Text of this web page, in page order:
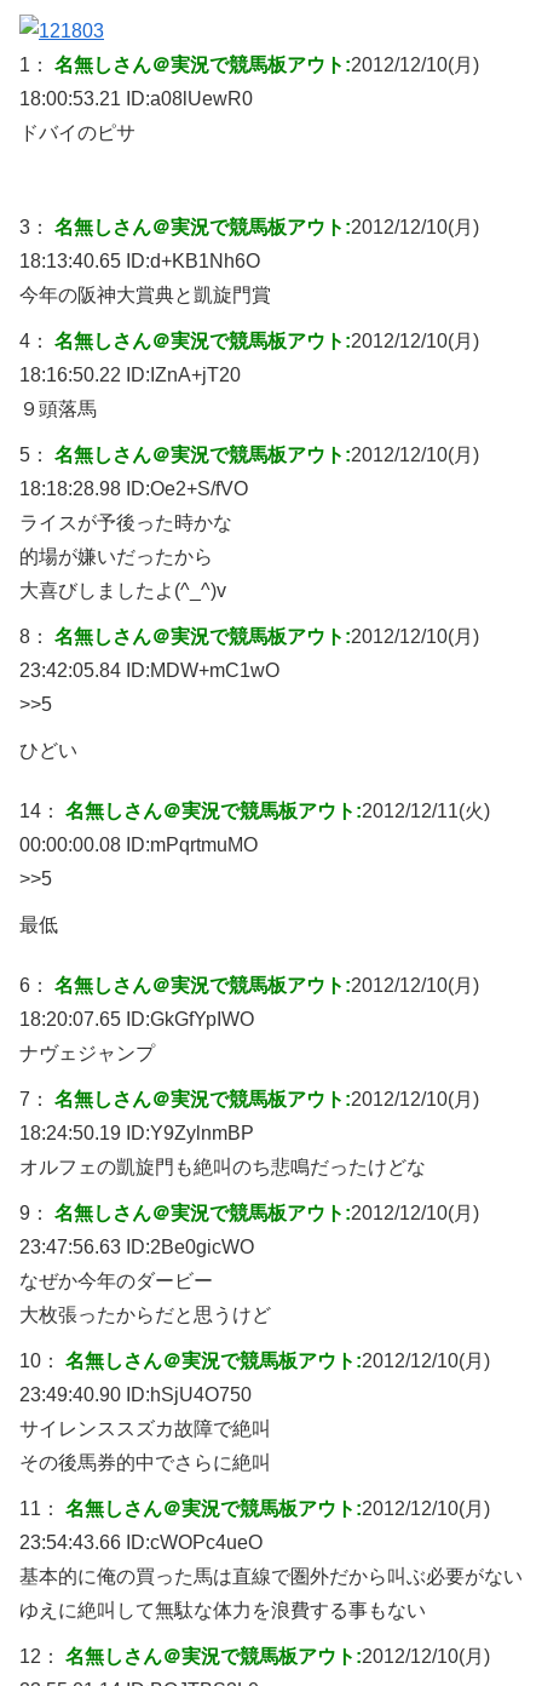
1： 名無しさん＠実況で競馬板アウト:2012/12/10(月)
18:00:53.21 ID:a08lUewR0
ドバイのピサ
3： 名無しさん＠実況で競馬板アウト:2012/12/10(月)
18:13:40.65 ID:d+KB1Nh6O
今年の阪神大賞典と凱旋門賞
4： 名無しさん＠実況で競馬板アウト:2012/12/10(月)
18:16:50.22 ID: IZnA+jT20
９頭落馬
5： 名無しさん＠実況で競馬板アウト:2012/12/10(月)
18:18:28.98 ID:Oe2+S/fVO
ライスが予後った時かな
的場が嫌いだったから
大喜びしましたよ(^_^)v
8： 名無しさん＠実況で競馬板アウト:2012/12/10(月)
23:42:05.84 ID:MDW+mC1wO
>>5
ひどい
14： 名無しさん＠実況で競馬板アウト:2012/12/11(火)
00:00:00.08 ID:mPqrtmuMO
>>5
最低
6： 名無しさん＠実況で競馬板アウト:2012/12/10(月)
18:20:07.65 ID:GkGfYpIWO
ナヴェジャンプ
7： 名無しさん＠実況で競馬板アウト:2012/12/10(月)
18:24:50.19 ID:Y9ZylnmBP
オルフェの凱旋門も絶叫のち悲鳴だったけどな
9： 名無しさん＠実況で競馬板アウト:2012/12/10(月)
23:47:56.63 ID:2Be0gicWO
なぜか今年のダービー
大枚張ったからだと思うけど
10： 名無しさん＠実況で競馬板アウト:2012/12/10(月)
23:49:40.90 ID:hSjU4O750
サイレンススズカ故障で絶叫
その後馬券的中でさらに絶叫
11： 名無しさん＠実況で競馬板アウト:2012/12/10(月)
23:54:43.66 ID:cWOPc4ueO
基本的に俺の買った馬は直線で圏外だから叫ぶ必要がない
ゆえに絶叫して無駄な体力を浪費する事もない
12： 名無しさん＠実況で競馬板アウト:2012/12/10(月)